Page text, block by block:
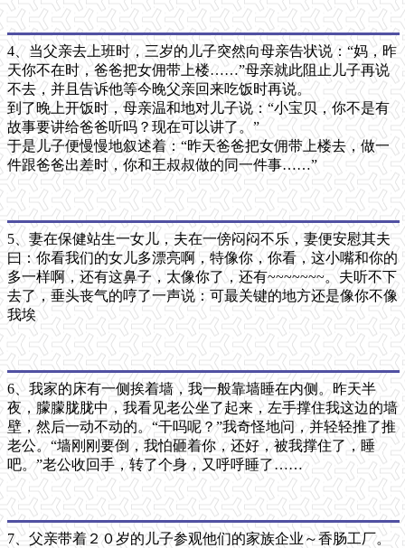
4、当父亲去上班时，三岁的儿子突然向母亲告状说：“妈，昨
天你不在时，爸爸把女佣带上楼……”母亲就此阻止儿子再说
不去，并且告诉他等今晚父亲回来吃饭时再说。
到了晚上开饭时，母亲温和地对儿子说：“小宝贝，你不是有
故事要讲给爸爸听吗？现在可以讲了。”
于是儿子便慢慢地叙述着：“昨天爸爸把女佣带上楼去，做一
件跟爸爸出差时，你和王叔叔做的同一件事……”
5、妻在保健站生一女儿，夫在一傍闷闷不乐，妻便安慰其夫
曰：你看我们的女儿多漂亮啊，特像你，你看，这小嘴和你的
多一样啊，还有这鼻子，太像你了，还有~~~~~~~。夫听不下
去了，垂头丧气的哼了一声说：可最关键的地方还是像你不像
我埃
6、我家的床有一侧挨着墙，我一般靠墙睡在内侧。昨天半
夜，朦朦胧胧中，我看见老公坐了起来，左手撑住我这边的墙
壁，然后一动不动的。“干吗呢？”我奇怪地问，并轻轻推了推
老公。“墙刚刚要倒，我怕砸着你，还好，被我撑住了，睡
吧。”老公收回手，转了个身，又呼呼睡了……
7、父亲带着２０岁的儿子参观他们的家族企业～香肠工厂。